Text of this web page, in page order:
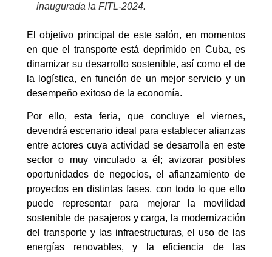
inaugurada la FITL-2024.
El objetivo principal de este salón, en momentos
en que el transporte está deprimido en Cuba, es
dinamizar su desarrollo sostenible, así como el de
la logística, en función de un mejor servicio y un
desempeño exitoso de la economía.
Por ello, esta feria, que concluye el viernes,
devendrá escenario ideal para establecer alianzas
entre actores cuya actividad se desarrolla en este
sector o muy vinculado a él; avizorar posibles
oportunidades de negocios, el afianzamiento de
proyectos en distintas fases, con todo lo que ello
puede representar para mejorar la movilidad
sostenible de pasajeros y carga, la modernización
del transporte y las infraestructuras, el uso de las
energías renovables, y la eficiencia de las